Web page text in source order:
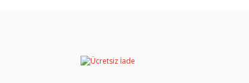
Yorum Yaz